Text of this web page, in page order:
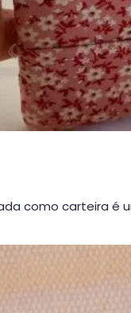
como carteira é